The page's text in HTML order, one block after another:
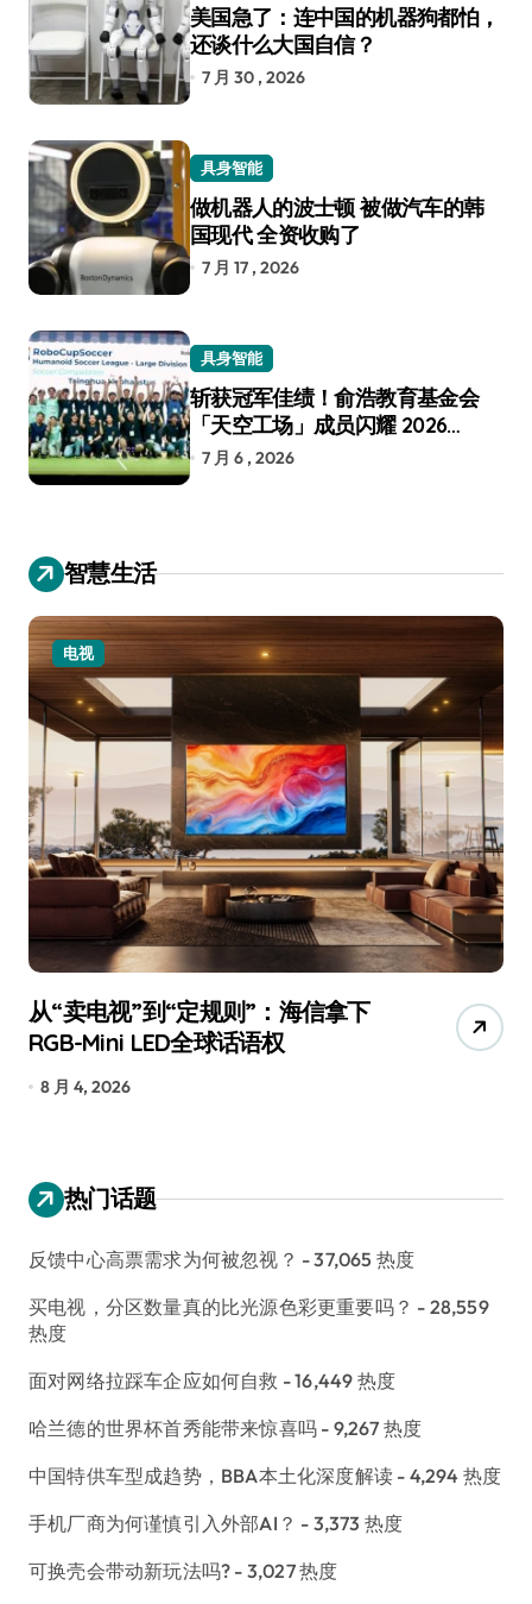
美国急了：连中国的机器狗都怕，
还谈什么大国自信？
7 月 30 , 2026
具身智能
做机器人的波士顿 被做汽车的韩
国现代 全资收购了
7 月 17 , 2026
具身智能
斩获冠军佳绩！俞浩教育基金会
「天空工场」成员闪耀 2026
RoboCup 机器人世界杯
7 月 6 , 2026
智慧生活
规则”：海信拿下
球话语权
追觅、石头科技注
已被美国认定为“战
热门话题
反馈中心高票需求为何被忽视？ - 37,065 热度
买电视，分区数量真的比光源色彩更重要吗？ - 28,559
热度
面对网络拉踩车企应如何自救 - 16,449 热度
哈兰德的世界杯首秀能带来惊喜吗 - 9,267 热度
中国特供车型成趋势，BBA本土化深度解读 - 4,294 热度
手机厂商为何谨慎引入外部AI？ - 3,373 热度
可换壳会带动新玩法吗? - 3,027 热度